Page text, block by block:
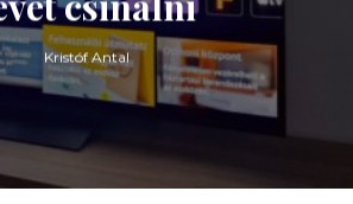
Kristóf Antal